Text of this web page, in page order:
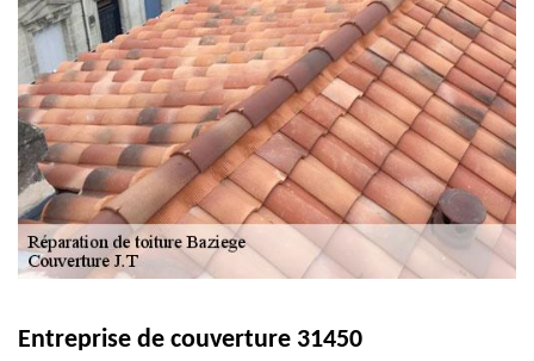
Entreprise de couverture 31450